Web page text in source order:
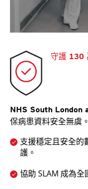
守護 130
NHS South London
保病患資料安全無虞。
支援穩定且安全的
護。
協助 SLAM 成為